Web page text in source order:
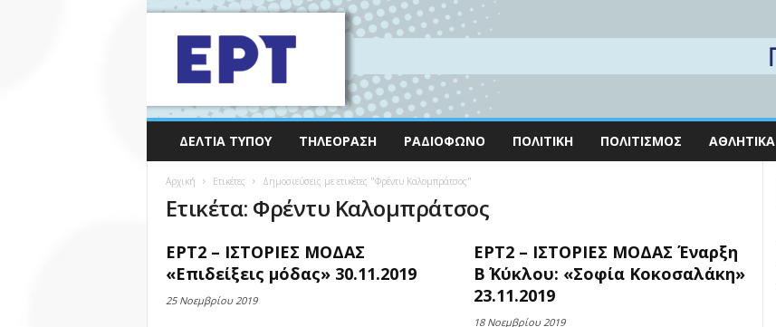
ΔΕΛΤΊΑ ΤΎΠΟΥ ΤΗΛΕΌΡΑΣΗ ΡΑΔΙΌΦΩΝΟ ΠΟΛΙΤΙΚΉ ΠΟΛΙΤΙΣΜΌΣ ΑΘΛΗΤΙΚΆ
Αρχική Ετικέτες Δημοσιεύσεις με ετικέτες "Φρέντυ Καλομπράτσος"
Ετικέτα: Φρέντυ Καλομπράτσος
ΕΡΤ2 – ΙΣΤΟΡΙΕΣ ΜΟΔΑΣ
«Επιδείξεις μόδας» 30.11.2019
25 Νοεμβρίου 2019
ΕΡΤ2 – ΙΣΤΟΡΙΕΣ ΜΟΔΑΣ Έναρξη
Β΄ Κύκλου: «Σοφία Κοκοσαλάκη»
23.11.2019
18 Νοεμβρίου 2019